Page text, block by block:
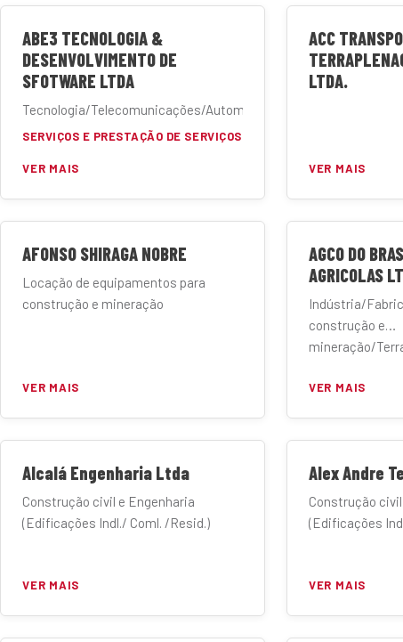
ABE3 TECNOLOGIA &
DESENVOLVIMENTO DE
SFOTWARE LTDA
Tecnologia/Telecomunicações/Automação
SERVIÇOS E PRESTAÇÃO DE SERVIÇOS
VER MAIS
ACC
LTDA.
VER MAIS
AFONSO SHIRAGA NOBRE
Locação de equipamentos para
construção e mineração
VER MAIS
AGCO DO
AGRICOLAS
Indústria/
construção e
mineração/
VER MAIS
Alcalá Engenharia Ltda
Construção civil e Engenharia
(Edificações Indl./ Coml. /Resid.)
VER MAIS
Alex Andre
Construção
(Edificações
VER MAIS